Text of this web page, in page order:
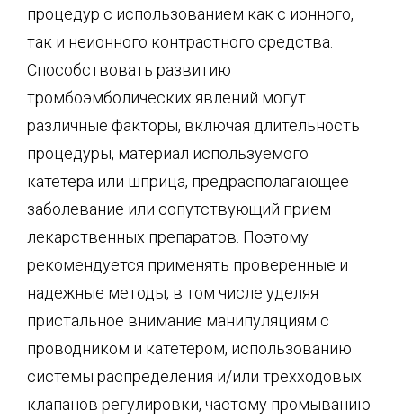
процедур с использованием как с ионного,
так и неионного контрастного средства.
Способствовать развитию
тромбоэмболических явлений могут
различные факторы, включая длительность
процедуры, материал используемого
катетера или шприца, предрасполагающее
заболевание или сопутствующий прием
лекарственных препаратов. Поэтому
рекомендуется применять проверенные и
надежные методы, в том числе уделяя
пристальное внимание манипуляциям с
проводником и катетером, использованию
системы распределения и/или трехходовых
клапанов регулировки, частому промыванию